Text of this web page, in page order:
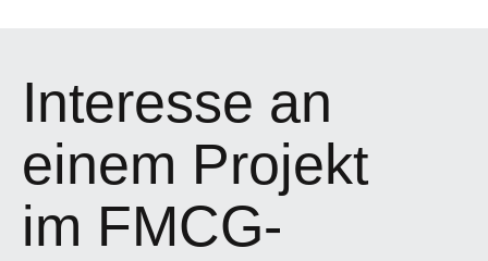
Interesse an
einem Projekt
im FMCG-